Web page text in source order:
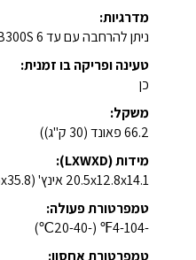
מדרגיות:
ניתן להרחבה עם עד 6 x B300S או 4×B300
טעינה ופריקה בו זמנית:
כן
משקל:
66.2 פאונד (30 ק"ג))
מידות (LXWXD):
20.5x12.8x14.1 אינץ' (52x32.5x35.8 ס"מ)
טמפרטורת פעולה:
-4-104℉ (-20-40℃)